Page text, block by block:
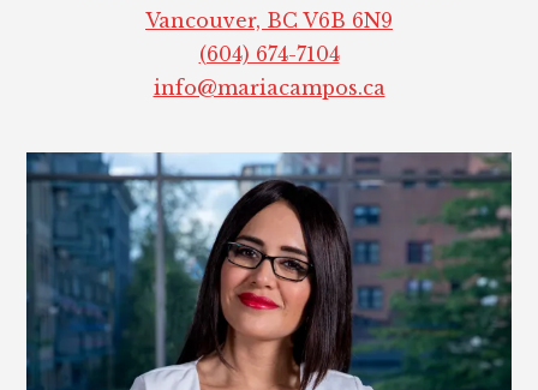
Vancouver, BC V6B 6N9
(604) 674-7104
info@mariacampos.ca